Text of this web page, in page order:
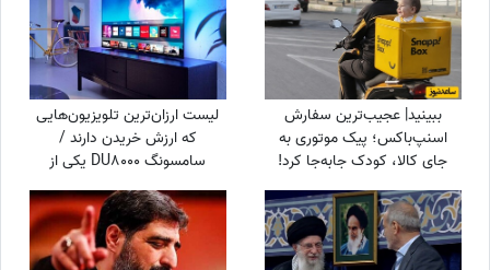
ببینید| عجیب‌ترین سفارش
اسنپ‌باکس؛ پیک موتوری به
جای کالا، کودک جابه‌جا کرد!
لیست ارزان‌ترین تلویزیون‌هایی
که ارزش خریدن دارند /
سامسونگ DU8000 یکی از
ارزانترین تلویزیون‌های بازار